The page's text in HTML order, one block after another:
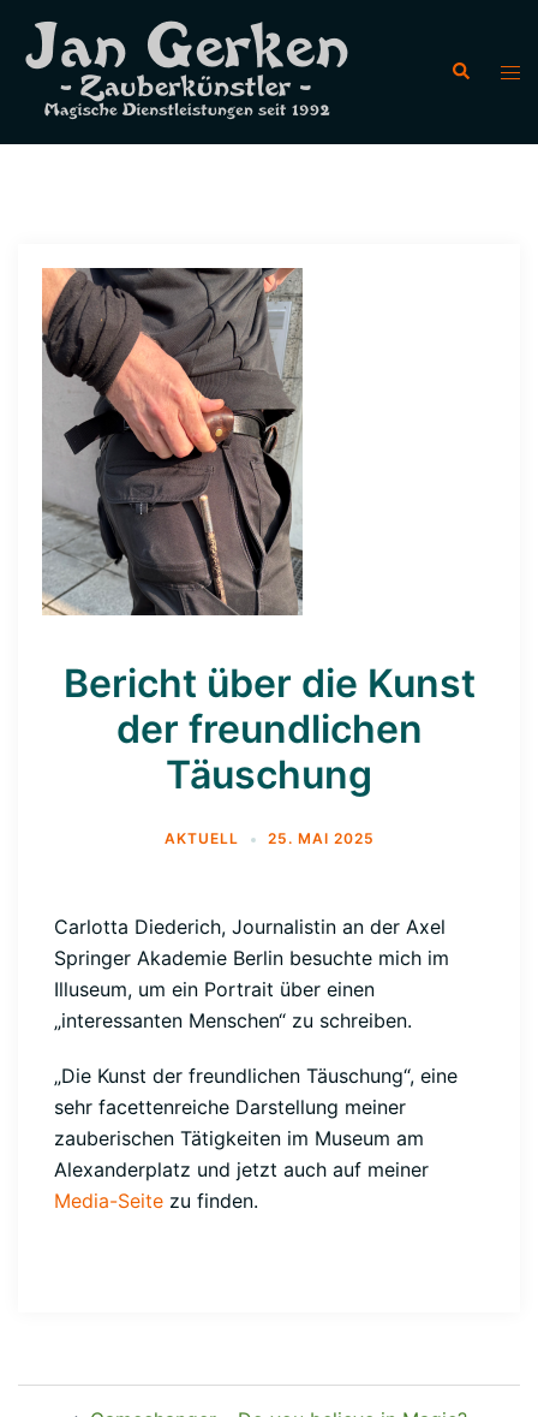
Bericht über die Kunst
der freundlichen
Täuschung
AKTUELL 25. MAI 2025
Carlotta Diederich, Journalistin an der Axel
Springer Akademie Berlin besuchte mich im
Illuseum, um ein Portrait über einen
„interessanten Menschen“ zu schreiben.
„Die Kunst der freundlichen Täuschung“, eine
sehr facettenreiche Darstellung meiner
zauberischen Tätigkeiten im Museum am
Alexanderplatz und jetzt auch auf meiner
Media-Seite zu finden.